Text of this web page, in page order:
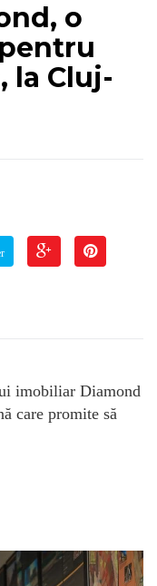
o
la Cluj-
imobiliar Diamond
care promite să